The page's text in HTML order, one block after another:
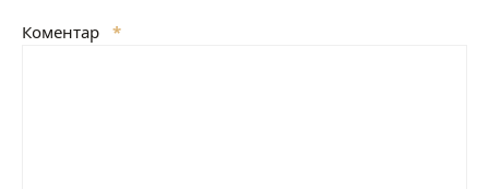
Коментар *